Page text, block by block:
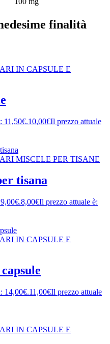
finalità
IN CAPSULE E
11,50€.10,00€Il prezzo attuale
MISCELE PER TISANE
tisana
8,00€Il prezzo attuale è:
IN CAPSULE E
14,00€.11,00€Il prezzo attuale
IN CAPSULE E